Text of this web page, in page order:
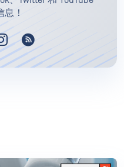
息！